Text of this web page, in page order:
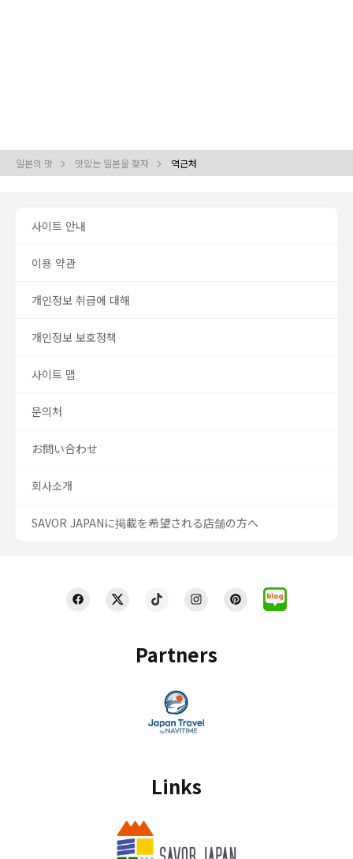
일본의 맛 맛있는 일본을 찾자 역근처
Partners
Links
사이트 안내
이용 약관
개인정보 취급에 대해
개인정보 보호정책
사이트 맵
문의처
お問い合わせ
회사소개
SAVOR JAPANに掲載を希望される店舗の方へ